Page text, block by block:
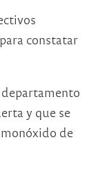
constatar
y que se
de